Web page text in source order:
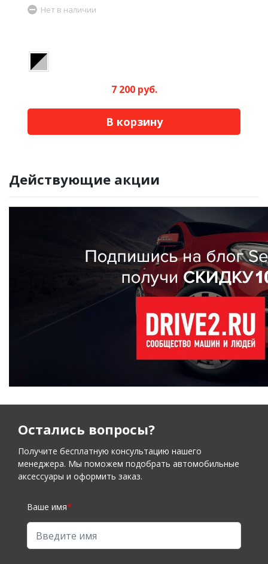
Нет в наличии
7 200 руб.
В корзину
Действующие акции
Остались вопросы?
Получите бесплатную консультацию нашего
менеджера. Мы поможем подобрать автомобильные
аксессуары и оформить заказ.
Ваше имя*